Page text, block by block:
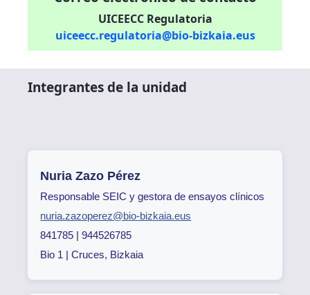
UICEECC Regulatoria
uiceecc.regulatoria@bio-bizkaia.eus
Integrantes de la unidad
Nuria Zazo Pérez
Responsable SEIC y gestora de ensayos clínicos
nuria.zazoperez@bio-bizkaia.eus
841785 | 944526785
Bio 1 | Cruces, Bizkaia